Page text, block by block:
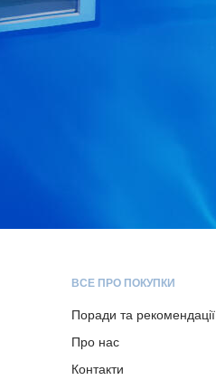
ВСЕ ПРО ПОКУПКИ
Поради та рекомендації
Про нас
Контакти